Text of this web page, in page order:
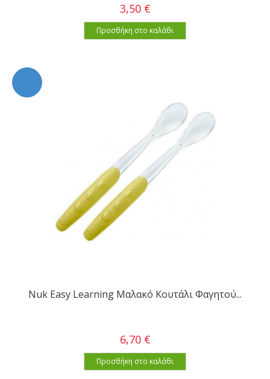
3,50 €
Προσθήκη στο καλάθι
Nuk Easy Learning Μαλακό Κουτάλι Φαγητού...
6,70 €
Προσθήκη στο καλάθι